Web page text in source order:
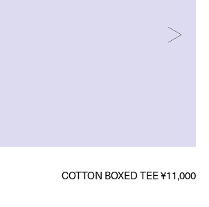
COTTON BOXED TEE ¥11,000